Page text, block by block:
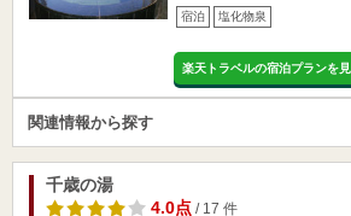
宿泊 塩化物泉
楽天トラベルの宿泊プランを
関連情報から探す
千歳の湯
4.0点/ 17 件